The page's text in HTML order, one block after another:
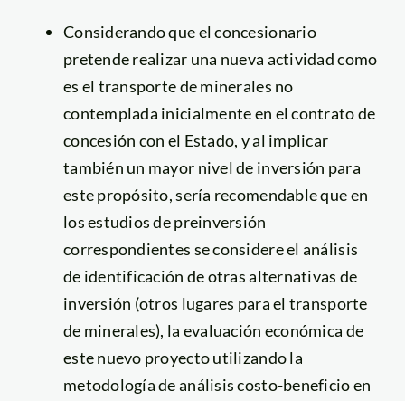
Considerando que el concesionario
pretende realizar una nueva actividad como
es el transporte de minerales no
contemplada inicialmente en el contrato de
concesión con el Estado, y al implicar
también un mayor nivel de inversión para
este propósito, sería recomendable que en
los estudios de preinversión
correspondientes se considere el análisis
de identificación de otras alternativas de
inversión (otros lugares para el transporte
de minerales), la evaluación económica de
este nuevo proyecto utilizando la
metodología de análisis costo-beneficio en